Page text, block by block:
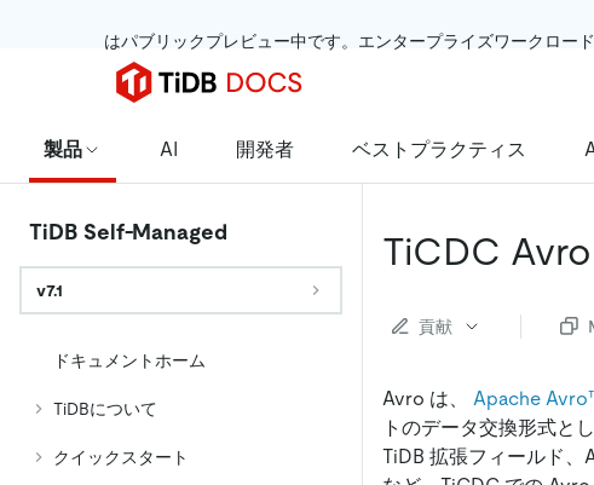
はパブリックプレビュー中です。エンタープライズワークロー
製品 AI 開発者 ベストプラクティス
TiDB Self-Managed
v7.1
ドキュメントホーム
TiDBについて
クイックスタート
TiCDC
貢献
Avro は、 Apache
トのデータ交換形式と
TiDB 拡張フィールド、